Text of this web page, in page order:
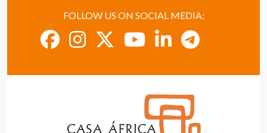
FOLLOW US ON SOCIAL MEDIA: